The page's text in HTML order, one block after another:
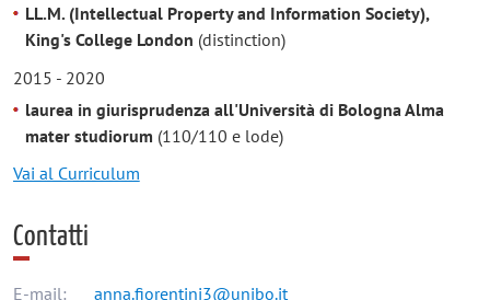
LL.M. (Intellectual Property and Information Society),
King's College London (distinction)
2015 - 2020
laurea in giurisprudenza all'Università di Bologna Alma
mater studiorum (110/110 e lode)
Vai al Curriculum
Contatti
E-mail: anna.fiorentini3@unibo.it